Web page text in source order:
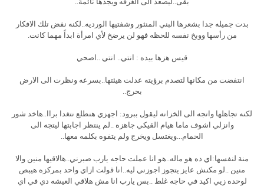
بدت جميله جدا بشعرها البني المنثور وشفتيها الورديه..لكنه نفض تلك الافكار
من رأسها ووبخ نفسه للحظه فهو لن يرضخ لأي امرأة ابداً مهما كانت.
قيس هزها بيده : انتي.. انتي ..اصحي
انتفضت من مكانها لتصدم برؤيته عدلت هيئتها..بسرعه ونظرت الى الارض
بحرج..
لكنه تجاهلها واتجه الى الخزانه ليقول ببرود: اجهزي هنطلع نتغدا براا..هاخد شور
وانزلي اشوف ماما هيام القيكي جاهزه ..لم ينتظر اجابتها ليتجه الى
الحمام...ويغتسل ويخرج ولم يتفوه بكلمه معها..
منة لنفسها:اي ده هو ماله..هو انا عملت حاجه يارب صبرني..هالاقيها منين والا
منين ..لو مكنش عايز يتجوز اجوزني ليه..انا قولت ازاي واحد بمركزه هيبص
لوحده زيي اكيد في حاجه غلط ..بس يارب انا مش هلاقي العيشه دي في اي